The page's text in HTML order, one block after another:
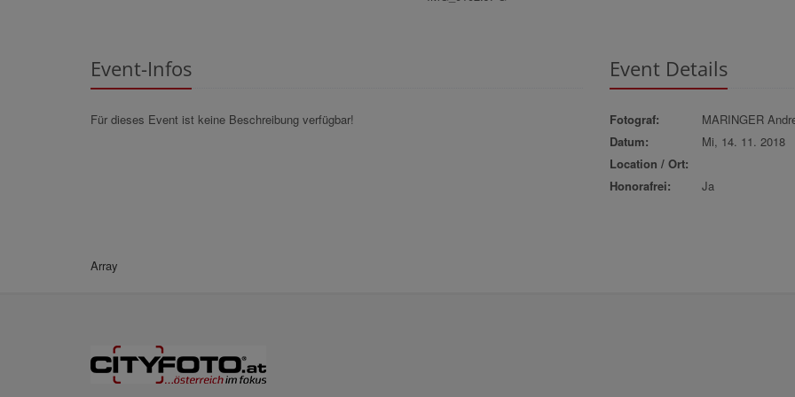
Event-Infos
Für dieses Event ist keine Beschreibung verfügbar!
Event Details
Fotograf:
MARINGER
Datum:
Mi, 14. 11. 2018
Location / Ort:
Honorafrei:
Ja
Array